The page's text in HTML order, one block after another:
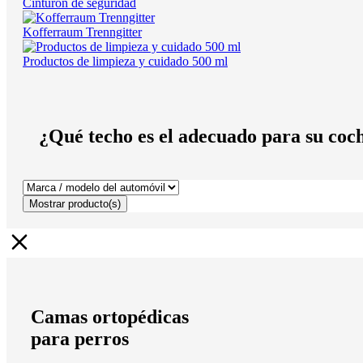
Kofferraum Trenngitter
Productos de limpieza y cuidado 500 ml
¿Qué techo es el adecuado para su
Mostrar producto(s)
Camas ortopédicas
para perros